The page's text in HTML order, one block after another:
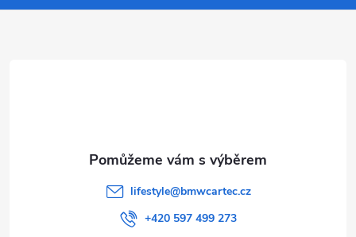
lifestyle@bmwcartec.cz
+420 597 499 273